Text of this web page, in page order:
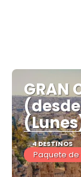
GRAN
4 DESTINOS
Paquete